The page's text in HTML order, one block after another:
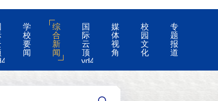
学
校
要
闻
综
合
新
闻
国
际
云
顶
yd4008
的
告
媒
体
视
角
校
园
文
化
专
题
报
道